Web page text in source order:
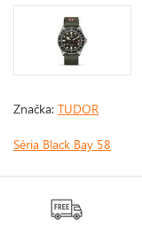
Značka: TUDOR
Séria Black Bay 58